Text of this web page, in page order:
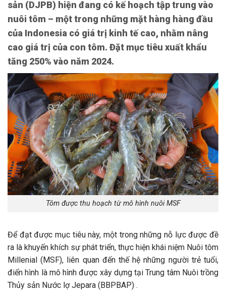
sản (DJPB) hiện đang có kế hoạch tập trung vào
nuôi tôm – một trong những mặt hàng hàng đầu
của Indonesia có giá trị kinh tế cao, nhằm nâng
cao giá trị của con tôm. Đặt mục tiêu xuất khẩu
tăng 250% vào năm 2024.
Tôm được thu hoạch từ mô hình nuôi MSF
Để đạt được mục tiêu này, một trong những nỗ lực được đề
ra là khuyến khích sự phát triển, thực hiện khái niệm Nuôi tôm
Millenial (MSF), liên quan đến thế hệ những người trẻ tuổi,
điển hình là mô hình được xây dựng tại Trung tâm Nuôi trồng
Thủy sản Nước lợ Jepara (BBPBAP) .